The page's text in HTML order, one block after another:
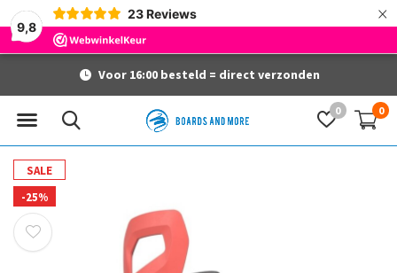
9,8
23 Reviews ×
0 0
Voor 16:00 besteld = direct verzonden
SALE
-25%